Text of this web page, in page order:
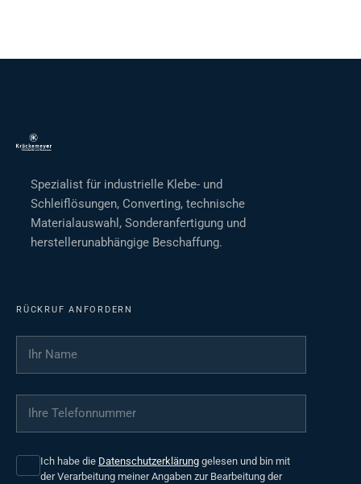
Spezialist für industrielle Klebe- und
Schleiflösungen, Converting, technische
Materialauswahl, Sonderanfertigung und
herstellerunabhängige Beschaffung.
RÜCKRUF ANFORDERN
Ihr Name
Ihre Telefonnummer
Ich habe die Datenschutzerklärung gelesen und bin mit
der Verarbeitung meiner Angaben zur Bearbeitung der